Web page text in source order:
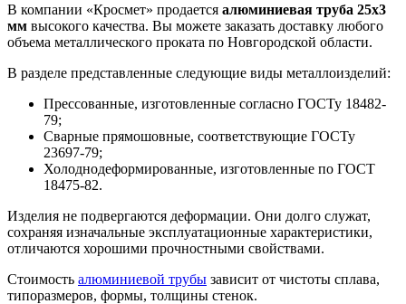
В компании «Кросмет» продается алюминиевая труба 25х3
мм высокого качества. Вы можете заказать доставку любого
объема металлического проката по Новгородской области.
В разделе представленные следующие виды металлоизделий:
Прессованные, изготовленные согласно ГОСТу 18482-
79;
Сварные прямошовные, соответствующие ГОСТу
23697-79;
Холоднодеформированные, изготовленные по ГОСТ
18475-82.
Изделия не подвергаются деформации. Они долго служат,
сохраняя изначальные эксплуатационные характеристики,
отличаются хорошими прочностными свойствами.
Стоимость алюминиевой трубы зависит от чистоты сплава,
типоразмеров, формы, толщины стенок.